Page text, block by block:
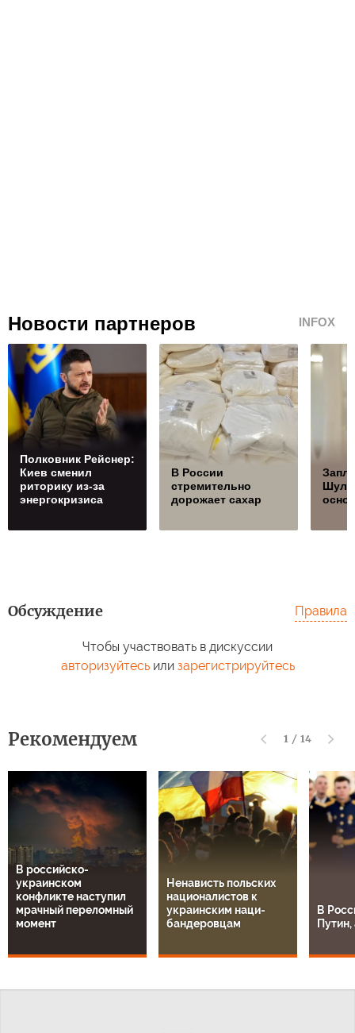
Новости партнеров INFOX
Полковник Рейснер:
Киев сменил
риторику из-за
энергокризиса
В России
стремительно
дорожает сахар
Обсуждение Правила
Чтобы участвовать в дискуссии
авторизуйтесьили зарегистрируйтесь
Рекомендуем 1 / 14
В российско-
украинском
конфликте наступил
мрачный переломный
момент
Ненависть польских
националистов к
украинским наци-
бандеровцам
В